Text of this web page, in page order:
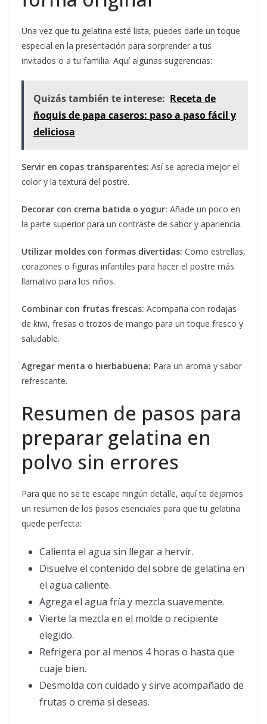
Una vez que tu gelatina esté lista, puedes darle un toque
especial en la presentación para sorprender a tus
invitados o a tu familia. Aquí algunas sugerencias:
Quizás también te interese: Receta de
ñoquis de papa caseros: paso a paso fácil y
deliciosa
Servir en copas transparentes: Así se aprecia mejor el
color y la textura del postre.
Decorar con crema batida o yogur: Añade un poco en
la parte superior para un contraste de sabor y apariencia.
Utilizar moldes con formas divertidas: Como estrellas,
corazones o figuras infantiles para hacer el postre más
llamativo para los niños.
Combinar con frutas frescas: Acompaña con rodajas
de kiwi, fresas o trozos de mango para un toque fresco y
saludable.
Agregar menta o hierbabuena: Para un aroma y sabor
refrescante.
Resumen de pasos para
preparar gelatina en
polvo sin errores
Para que no se te escape ningún detalle, aquí te dejamos
un resumen de los pasos esenciales para que tu gelatina
quede perfecta:
Calienta el agua sin llegar a hervir.
Disuelve el contenido del sobre de gelatina en
el agua caliente.
Agrega el agua fría y mezcla suavemente.
Vierte la mezcla en el molde o recipiente
elegido.
Refrigera por al menos 4 horas o hasta que
cuaje bien.
Desmolda con cuidado y sirve acompañado de
frutas o crema si deseas.